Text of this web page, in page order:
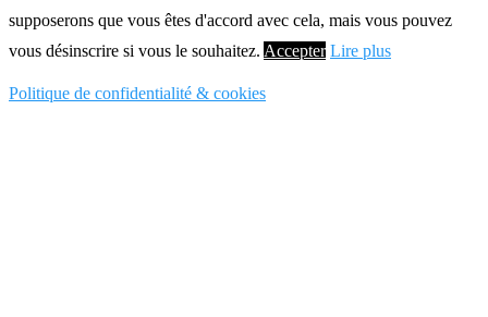
supposerons que vous êtes d'accord avec cela, mais vous pouvez
vous désinscrire si vous le souhaitez. Accepter Lire plus
Politique de confidentialité & cookies